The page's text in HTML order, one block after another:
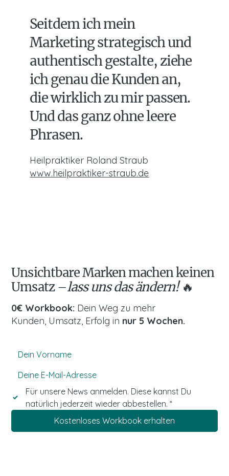
Seitdem ich mein
Marketing strategisch und
authentisch gestalte, ziehe
ich genau die Kunden an,
die wirklich zu mir passen.
Und das ganz ohne leere
Phrasen.
Heilpraktiker Roland Straub
www.heilpraktiker-straub.de
Unsichtbare Marken machen keinen
Umsatz –lass uns das ändern!🔥
0€ Workbook: Dein Weg zu mehr
Kunden, Umsatz, Erfolg in nur 5 Wochen.
Für unsere News anmelden. Diese kannst Du
natürlich jederzeit wieder abbestellen. *
Kostenloses Workbook erhalten